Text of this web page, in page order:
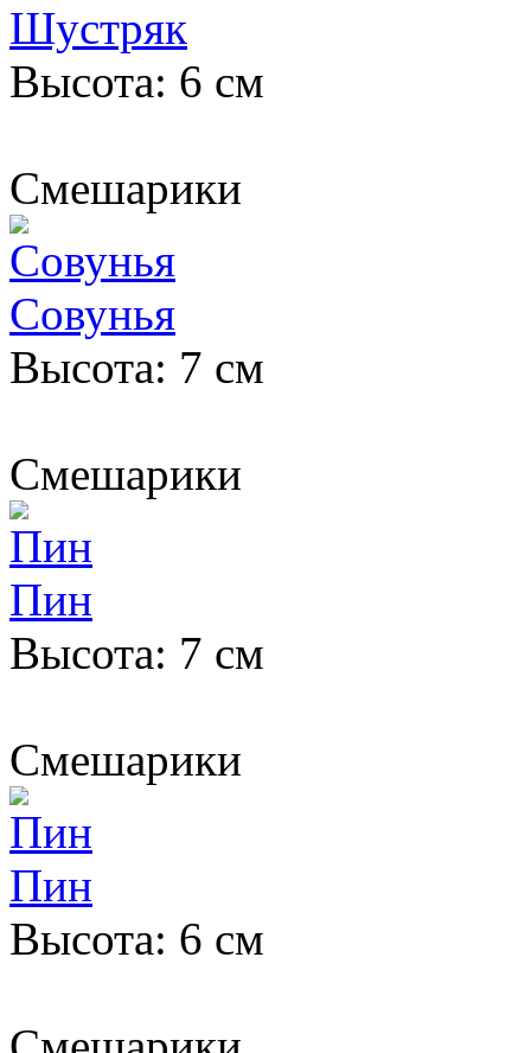
Шустряк
Высота: 6 см
Смешарики
Совунья
Высота: 7 см
Смешарики
Пин
Высота: 7 см
Смешарики
Пин
Высота: 6 см